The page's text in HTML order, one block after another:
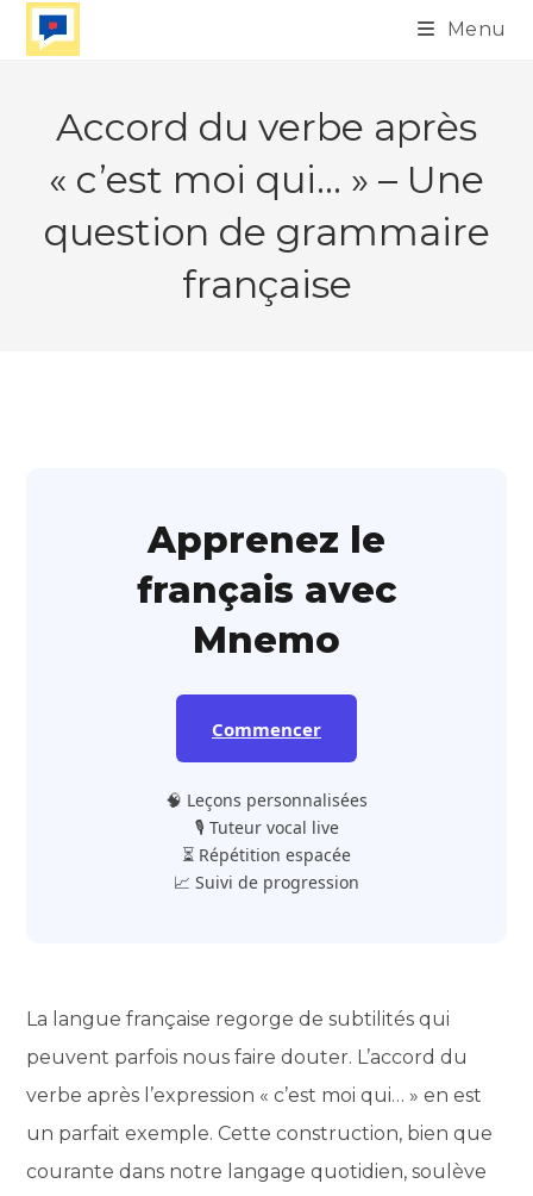
Skip
Menu
Accord du verbe après
« c’est moi qui… » – Une
question de grammaire
française
Apprenez le
français avec
Mnemo
Commencer
🧠 Leçons personnalisées
🎙️ Tuteur vocal live
⏳ Répétition espacée
📈 Suivi de progression
La langue française regorge de subtilités qui
peuvent parfois nous faire douter. L’accord du
verbe après l’expression « c’est moi qui… » en est
un parfait exemple. Cette construction, bien que
courante dans notre langage quotidien, soulève